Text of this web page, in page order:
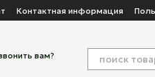
Контактная информация
вам?